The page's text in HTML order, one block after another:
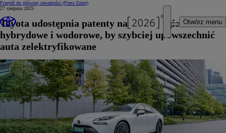
Przejdź do głównej zawartości (Press Enter)
Otwórz menu
27 sierpnia 2025
Toyota udostępnia patenty na technologie
hybrydowe i wodorowe, by szybciej upowszechnić
auta zelektryfikowane